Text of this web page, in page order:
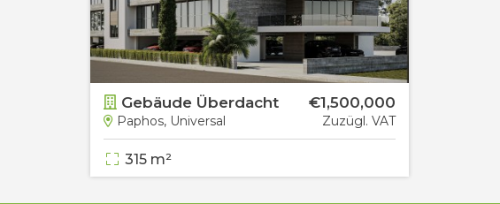
Gebäude Überdacht
Paphos, Universal
€1,500,000
Zuzügl. VAT
315 m²